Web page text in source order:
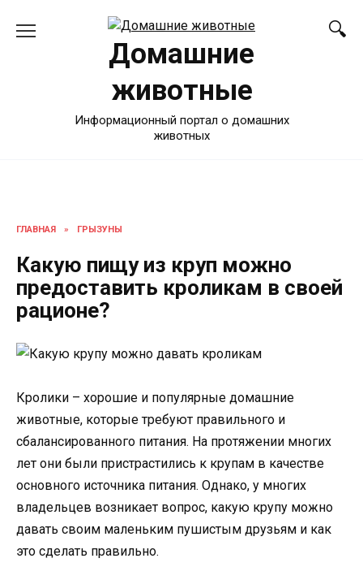
Домашние
животные
Информационный портал о домашних
животных
ГЛАВНАЯ » ГРЫЗУНЫ
Какую пищу из круп можно
предоставить кроликам в своей
рационе?
Кролики – хорошие и популярные домашние
животные, которые требуют правильного и
сбалансированного питания. На протяжении многих
лет они были пристрастились к крупам в качестве
основного источника питания. Однако, у многих
владельцев возникает вопрос, какую крупу можно
давать своим маленьким пушистым друзьям и как
это сделать правильно.